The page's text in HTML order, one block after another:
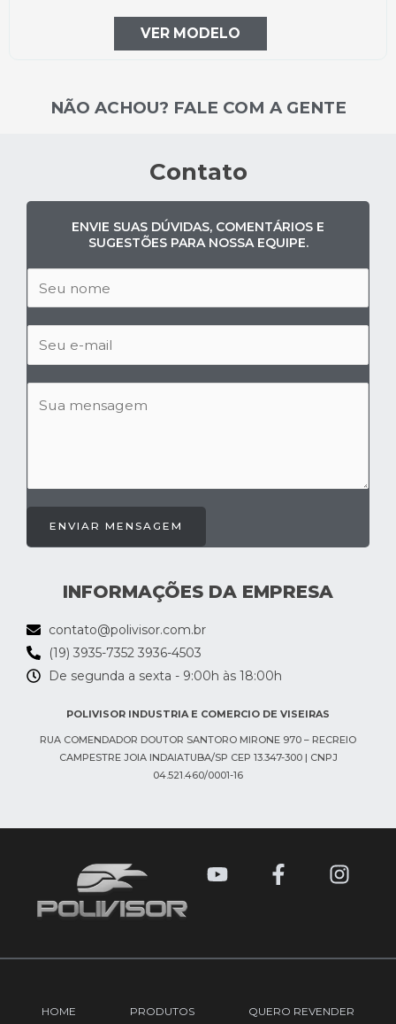
VER MODELO
NÃO ACHOU? FALE COM A GENTE
Contato
INFORMAÇÕES DA EMPRESA
contato@polivisor.com.br
(19) 3935-7352 3936-4503
De segunda a sexta - 9:00h às 18:00h​
POLIVISOR INDUSTRIA E COMERCIO DE VISEIRAS
RUA COMENDADOR DOUTOR SANTORO MIRONE 970 – RECREIO
CAMPESTRE JOIA INDAIATUBA/SP CEP 13.347-300 | CNPJ
04.521.460/0001-16
ENVIE SUAS DÚVIDAS, COMENTÁRIOS E
SUGESTÕES PARA NOSSA EQUIPE.
ENVIAR MENSAGEM
Y
u
F
b
I
a
HOME PRODUTOS QUERO REVENDER